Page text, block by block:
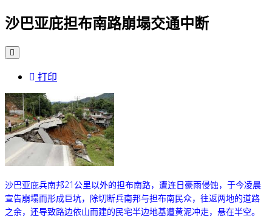
沙巴亚庇担布南路崩塌交通中断
打印
沙巴亚庇兵南邦21公里以外的担布南路，遭连日豪雨侵蚀，于今凌晨
宣告崩塌而形成巨坑，除切断兵南邦与担布南民众，往返两地的道路
之余，还导致路边依山而建的民宅半边地基遭黄泥冲走，悬在半空。